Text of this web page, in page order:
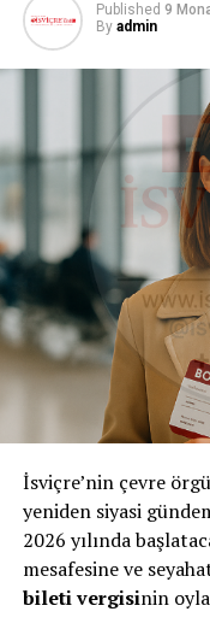
Published 9
By admin
İsviçre’nin çevre
yeniden siyasi
2026 yılında
mesafesine ve
bileti vergisinin